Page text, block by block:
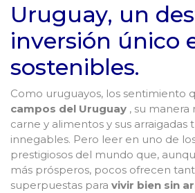
Uruguay, un
inversión único
sostenibles.
Como uruguayos, los sentimiento
campos del Uruguay , su
carne y alimentos y sus arraigadas
innegables. Pero leer en uno de
prestigiosos del mundo que,
más prósperos, pocos ofrecen
superpuestas para vivir bien sin